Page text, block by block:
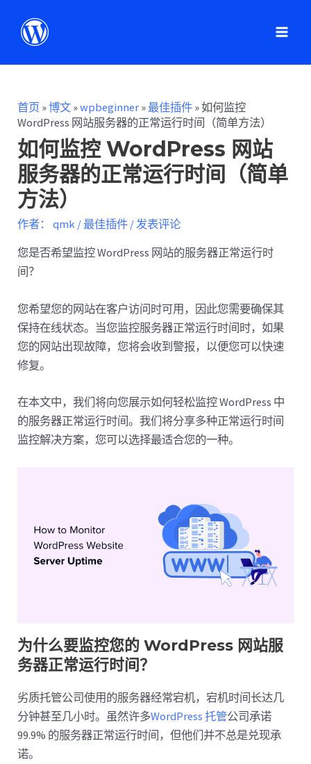
首页 »博文 »wpbeginner »最佳插件 »如何监控
WordPress 网站服务器的正常运行时间（简单方法）
如何监控 WordPress 网站
服务器的正常运行时间（简单
方法）
作者： qmk /最佳插件 /发表评论
您是否希望监控 WordPress 网站的服务器正常运行时
间？
您希望您的网站在客户访问时可用，因此您需要确保其
保持在线状态。当您监控服务器正常运行时间时，如果
您的网站出现故障，您将会收到警报，以便您可以快速
修复。
在本文中，我们将向您展示如何轻松监控 WordPress 中
的服务器正常运行时间。我们将分享多种正常运行时间
监控解决方案，您可以选择最适合您的一种。
为什么要监控您的 WordPress 网站服
务器正常运行时间？
劣质托管公司使用的服务器经常宕机，宕机时间长达几
分钟甚至几小时。虽然许多WordPress 托管公司承诺
99.9% 的服务器正常运行时间，但他们并不总是兑现承
诺。